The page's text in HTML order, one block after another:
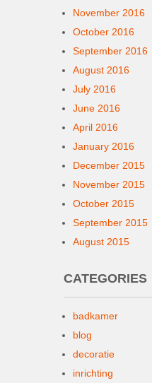
November 2016
October 2016
September 2016
August 2016
July 2016
June 2016
April 2016
January 2016
December 2015
November 2015
October 2015
September 2015
August 2015
CATEGORIES
badkamer
blog
decoratie
inrichting